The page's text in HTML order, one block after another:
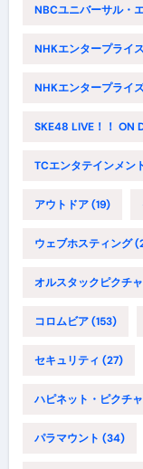
NBCユニバーサル・
NHKエンタープライ
NHKエンタープライ
SKE48 LIVE！！ ON
TCエンタテインメン
アウトドア(19)
ウェブホスティング
オルスタックピクチ
コロムビア(153)
セキュリティ (27)
ハピネット・ピクチ
パラマウント (34)